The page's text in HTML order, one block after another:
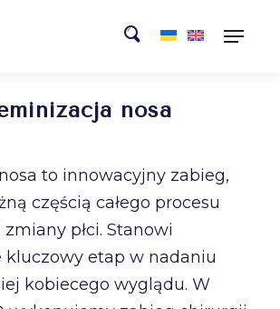
nosa
to innowacyjny zabieg,
częścią całego procesu
płci. Stanowi
kluczowy etap w nadaniu
kobiecego wyglądu. W